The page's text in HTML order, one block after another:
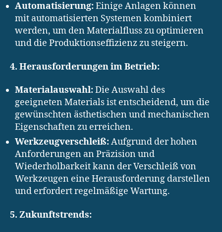
Automatisierung:Einige Anlagen können
mit automatisierten Systemen kombiniert
werden, um den Materialfluss zu optimieren
und die Produktionseffizienz zu steigern.
4. Herausforderungen im Betrieb:
Materialauswahl:Die Auswahl des
geeigneten Materials ist entscheidend, um die
gewünschten ästhetischen und mechanischen
Eigenschaften zu erreichen.
Werkzeugverschleiß:Aufgrund der hohen
Anforderungen an Präzision und
Wiederholbarkeit kann der Verschleiß von
Werkzeugen eine Herausforderung darstellen
und erfordert regelmäßige Wartung.
5. Zukunftstrends: